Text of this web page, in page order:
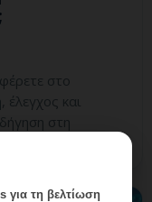
στο
και
στη
για τη βελτίωση